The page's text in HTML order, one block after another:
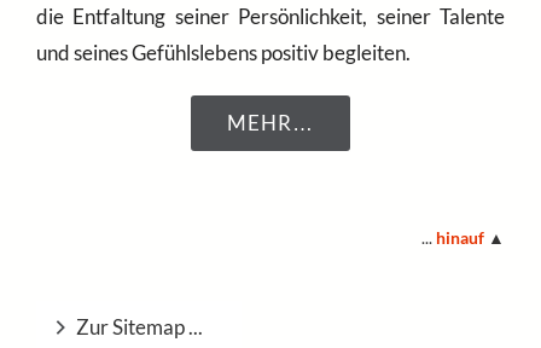
die Entfaltung seiner Persönlichkeit, seiner Talente
und seines Gefühlslebens positiv begleiten.
MEHR…
... hinauf ▲
Zur Sitemap ...